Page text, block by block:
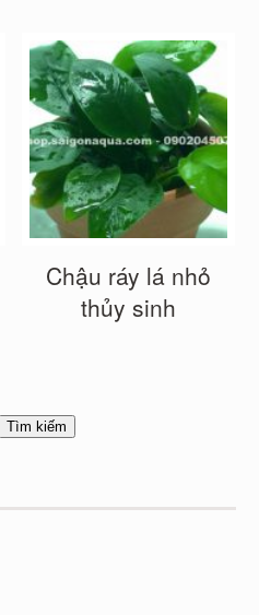
Chậu ráy lá nhỏ
thủy sinh
Tìm kiếm